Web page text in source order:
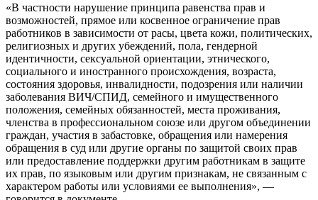
«В частности нарушение принципа равенства прав и
возможностей, прямое или косвенное ограничение прав
работников в зависимости от расы, цвета кожи, политических,
религиозных и других убеждений, пола, гендерной
идентичности, сексуальной ориентации, этнического,
социального и иностранного происхождения, возраста,
состояния здоровья, инвалидности, подозрения или наличии
заболевания ВИЧ/СПИД, семейного и имущественного
положения, семейных обязанностей, места проживания,
членства в профессиональном союзе или другом объединении
граждан, участия в забастовке, обращения или намерения
обращения в суд или другие органы по защитой своих прав
или предоставление поддержки другим работникам в защите
их прав, по языковым или другим признакам, не связанным с
характером работы или условиями ее выполнения», —